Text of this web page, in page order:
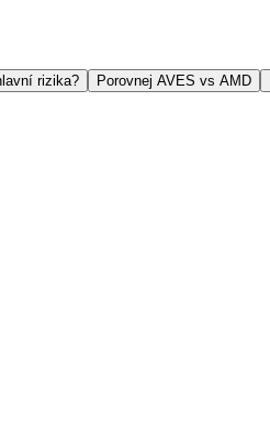
rizika? Porovnej AVES vs AMD